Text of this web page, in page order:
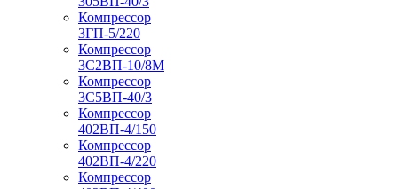
Компрессор
3ГП-5/220
Компрессор
3С2ВП-10/8М
Компрессор
3С5ВП-40/3
Компрессор
402ВП-4/150
Компрессор
402ВП-4/220
Компрессор